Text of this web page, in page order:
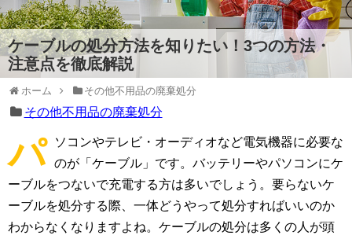
ケーブルの処分方法を知りたい！3つの方法・
注意点を徹底解説
ホーム その他不用品の廃棄処分
その他不用品の廃棄処分
パ
ソコンやテレビ・オーディオなど電気機器に必要な
のが「ケーブル」です。バッテリーやパソコンにケ
ーブルをつないで充電する方は多いでしょう。要らないケ
ーブルを処分する際、一体どうやって処分すればいいのか
わからなくなりますよね。ケーブルの処分は多くの人が頭